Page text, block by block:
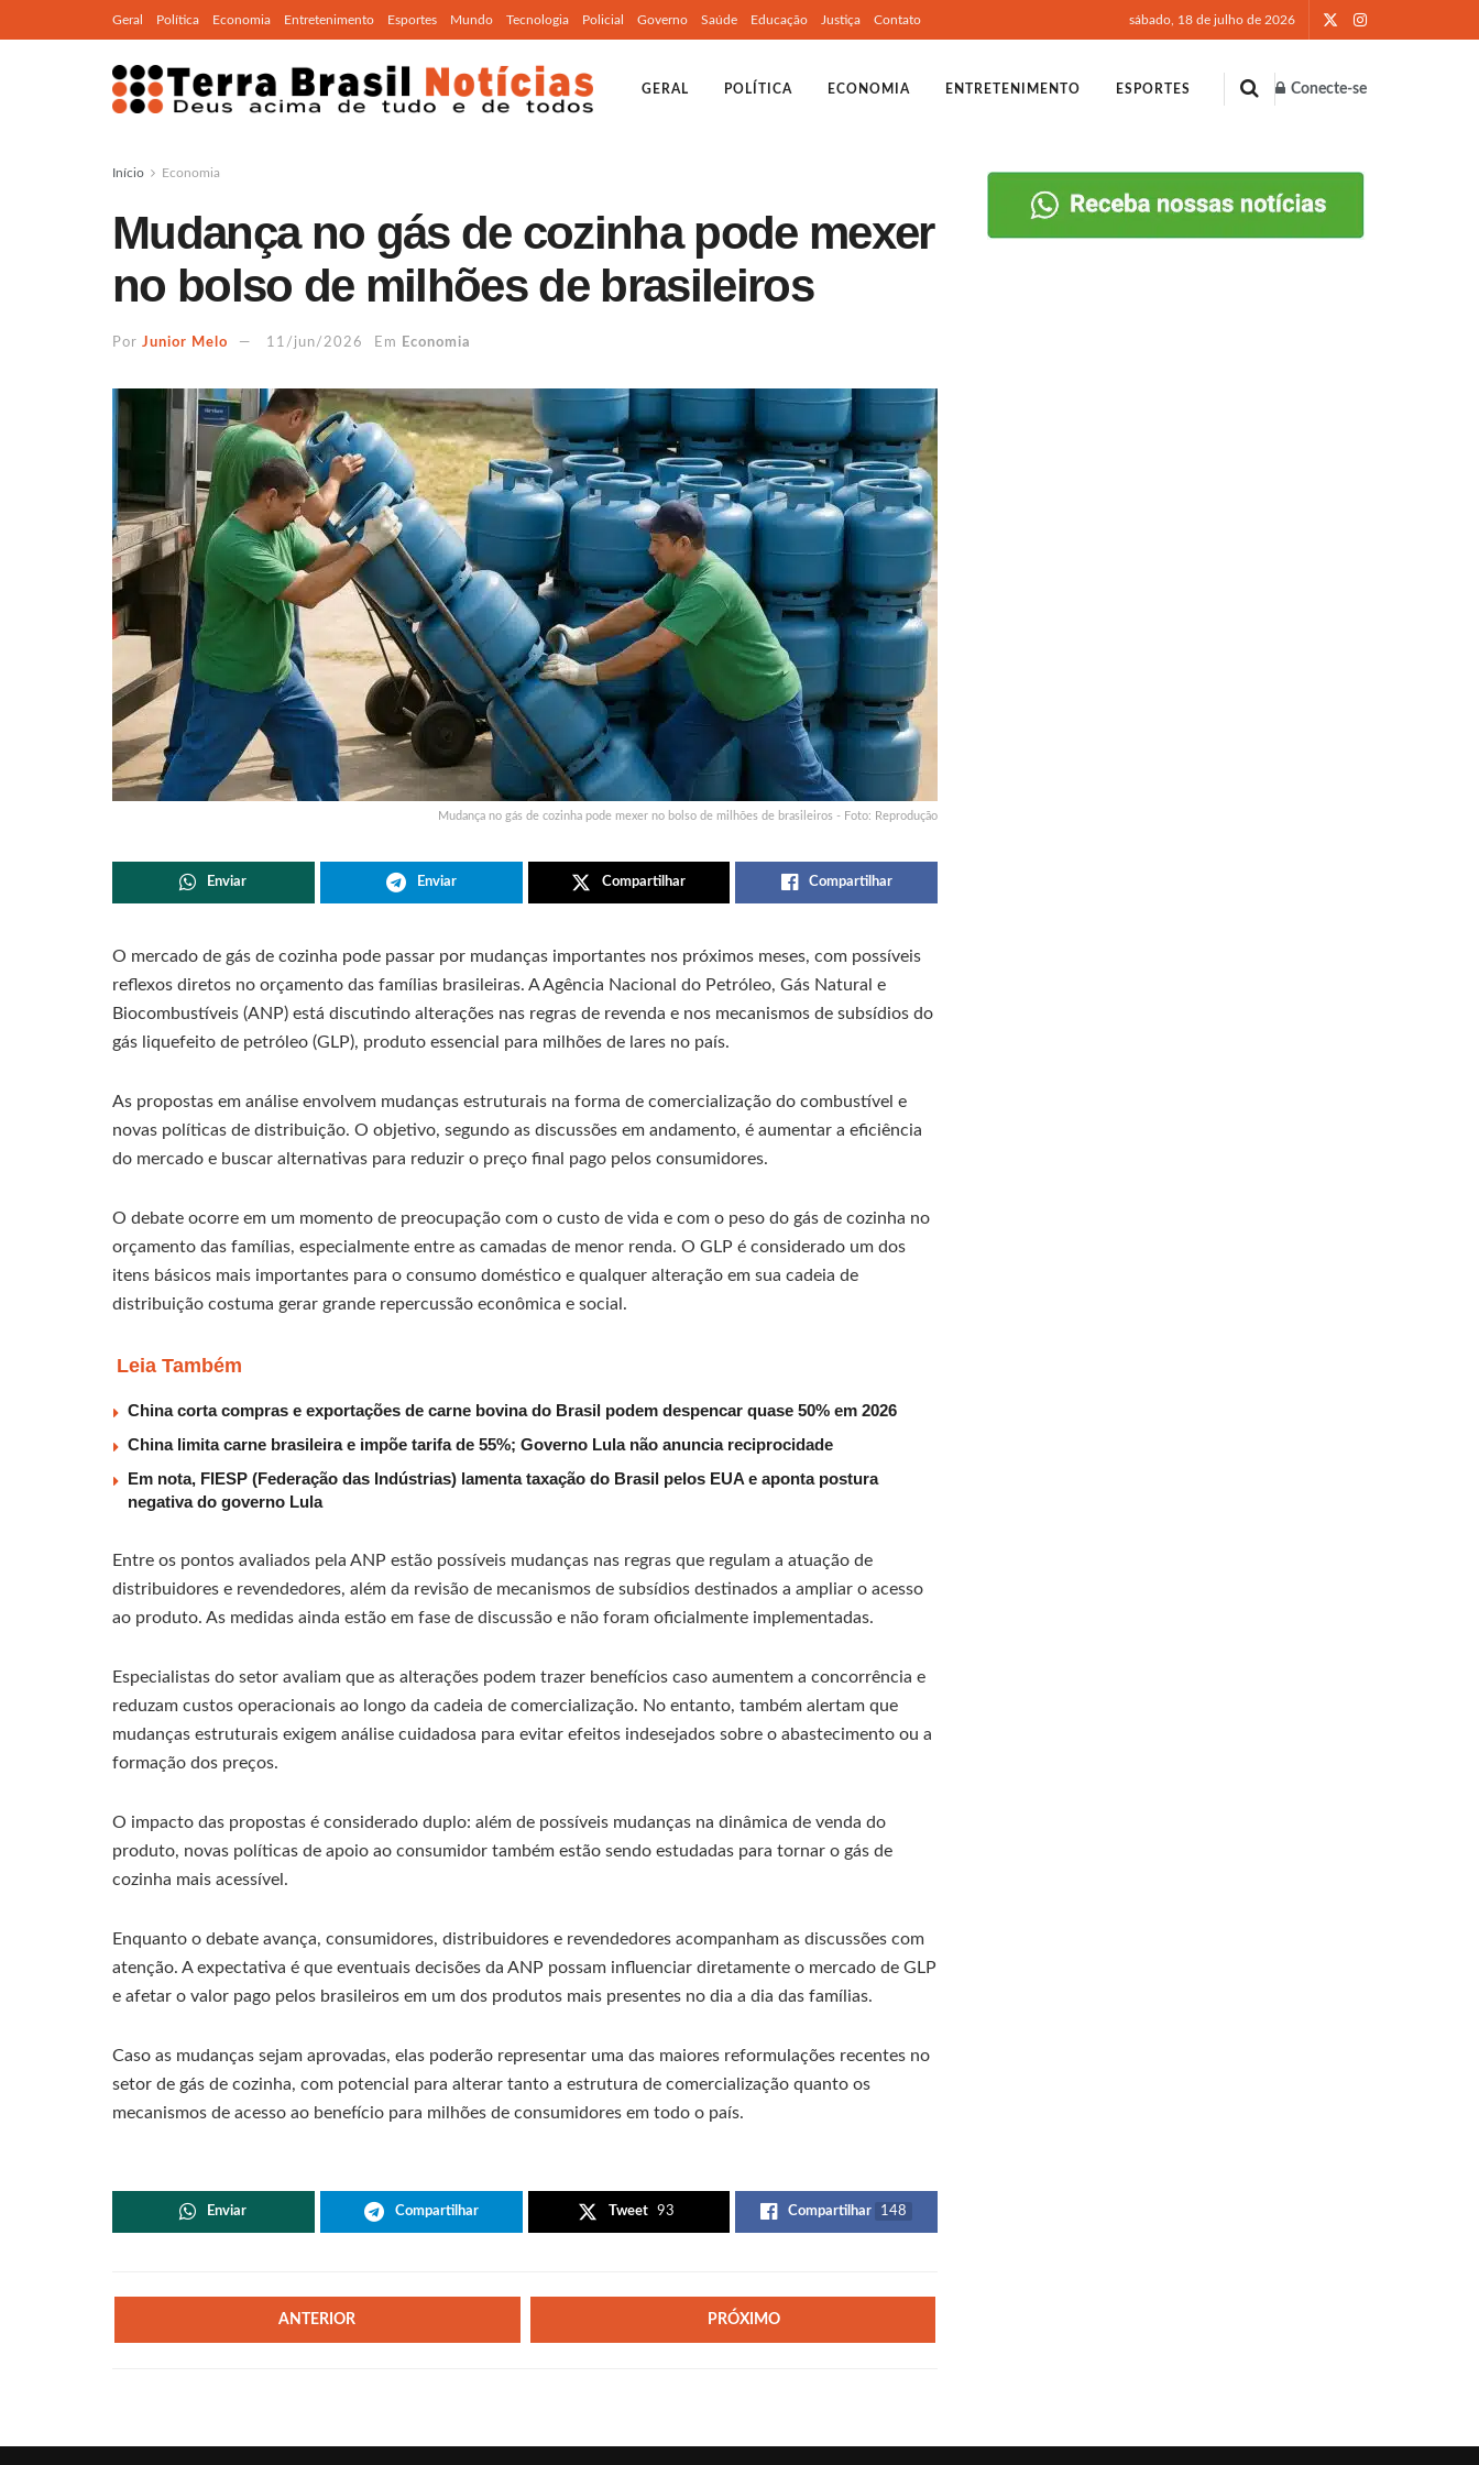
Geral Política Economia Entretenimento Esportes Mundo Tecnologia Policial Governo Saúde Educação Justiça Contato sábado, 18 de julho de 2026
GERAL POLÍTICA ECONOMIA ENTRETENIMENTO ESPORTES Conecte-se
Início Economia
Mudança no gás de cozinha pode mexer
no bolso de milhões de brasileiros
Por Junior Melo 11/jun/2026 Em Economia
Mudança no gás de cozinha pode mexer no bolso de milhões de brasileiros - Foto: Reprodução
Enviar Enviar Compartilhar Compartilhar
O mercado de gás de cozinha pode passar por mudanças importantes nos próximos meses, com possíveis
reflexos diretos no orçamento das famílias brasileiras. A Agência Nacional do Petróleo, Gás Natural e
Biocombustíveis (ANP) está discutindo alterações nas regras de revenda e nos mecanismos de subsídios do
gás liquefeito de petróleo (GLP), produto essencial para milhões de lares no país.
As propostas em análise envolvem mudanças estruturais na forma de comercialização do combustível e
novas políticas de distribuição. O objetivo, segundo as discussões em andamento, é aumentar a eficiência
do mercado e buscar alternativas para reduzir o preço final pago pelos consumidores.
O debate ocorre em um momento de preocupação com o custo de vida e com o peso do gás de cozinha no
orçamento das famílias, especialmente entre as camadas de menor renda. O GLP é considerado um dos
itens básicos mais importantes para o consumo doméstico e qualquer alteração em sua cadeia de
distribuição costuma gerar grande repercussão econômica e social.
Leia Também
China corta compras e exportações de carne bovina do Brasil podem despencar quase 50% em 2026
China limita carne brasileira e impõe tarifa de 55%; Governo Lula não anuncia reciprocidade
Em nota, FIESP (Federação das Indústrias) lamenta taxação do Brasil pelos EUA e aponta postura
negativa do governo Lula
Entre os pontos avaliados pela ANP estão possíveis mudanças nas regras que regulam a atuação de
distribuidores e revendedores, além da revisão de mecanismos de subsídios destinados a ampliar o acesso
ao produto. As medidas ainda estão em fase de discussão e não foram oficialmente implementadas.
Especialistas do setor avaliam que as alterações podem trazer benefícios caso aumentem a concorrência e
reduzam custos operacionais ao longo da cadeia de comercialização. No entanto, também alertam que
mudanças estruturais exigem análise cuidadosa para evitar efeitos indesejados sobre o abastecimento ou a
formação dos preços.
O impacto das propostas é considerado duplo: além de possíveis mudanças na dinâmica de venda do
produto, novas políticas de apoio ao consumidor também estão sendo estudadas para tornar o gás de
cozinha mais acessível.
Enquanto o debate avança, consumidores, distribuidores e revendedores acompanham as discussões com
atenção. A expectativa é que eventuais decisões da ANP possam influenciar diretamente o mercado de GLP
e afetar o valor pago pelos brasileiros em um dos produtos mais presentes no dia a dia das famílias.
Caso as mudanças sejam aprovadas, elas poderão representar uma das maiores reformulações recentes no
setor de gás de cozinha, com potencial para alterar tanto a estrutura de comercialização quanto os
mecanismos de acesso ao benefício para milhões de consumidores em todo o país.
Enviar Compartilhar Tweet 93 Compartilhar 148
ANTERIOR PRÓXIMO